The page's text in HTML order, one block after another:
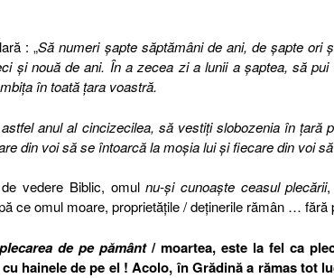
: „Să numeri şapte săptămâni de ani, de şapte ori
şi nouă de ani. În a zecea zi a lunii a şaptea, să
în toată ţara voastră.
anul al cincizecilea, să vestiţi slobozenia în ţară
din voi să se întoarcă la moşia lui şi fiecare din voi
vedere Biblic, omulnu-şi cunoaşte ceasul plecării
ce omul moare, proprietăţile / deţinerile rămân … fără
plecarea de pe pământ/ moartea, este la fel ca
hainele de pe el ! Acolo, în Grădină a rămas tot